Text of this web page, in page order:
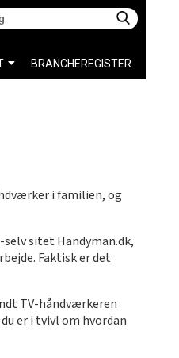
i familien, og
sitet Handyman.dk,
Faktisk er det
TV-håndværkeren
er i tvivl om hvordan
BRANCHEREGISTER